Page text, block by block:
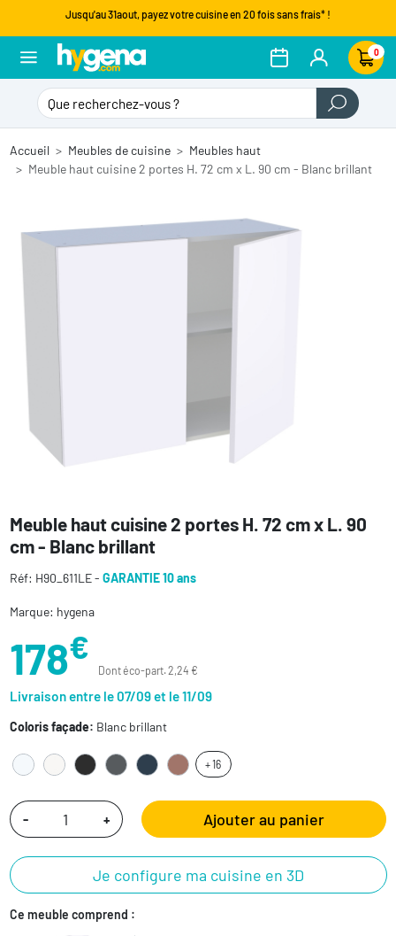
Jusqu'au 31aout, payez votre cuisine en 20 fois sans frais* !
0
Accueil Meubles de cuisine
Meubles haut
Meuble haut cuisine 2 portes H. 72 cm x L. 90 cm - Blanc brillant
Meuble haut cuisine 2 portes H. 72 cm x L. 90
cm - Blanc brillant
Réf: H90_611LE - GARANTIE 10 ans
Marque: hygena
178€
Dont éco-part. 2,24 €
Livraison entre le 07/09 et le 11/09
Coloris façade: Blanc brillant
+ 16
- + Ajouter au panier
Je configure ma cuisine en 3D
Ce meuble comprend :